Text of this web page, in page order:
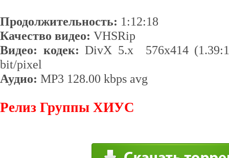
Продолжительность: 1:12:18
Качество видео: VHSRip
Видео: кодек: DivX 5.x 576x414
bit/pixel
Аудио: MP3 128.00 kbps avg
Релиз Группы ХИУС